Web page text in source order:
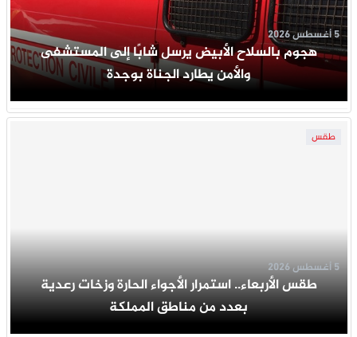
هجوم بالسلاح الأبيض يرسل شابًا إلى المستشفى
والأمن يطارد الجناة بوجدة
5 أغسطس 2026
طقس
طقس الأربعاء.. استمرار الأجواء الحارة وزخات رعدية
بعدد من مناطق المملكة
5 أغسطس 2026